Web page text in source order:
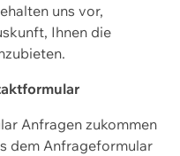
uns vor,
Ihnen die
Anfragen zukommen
dem Anfrageformular